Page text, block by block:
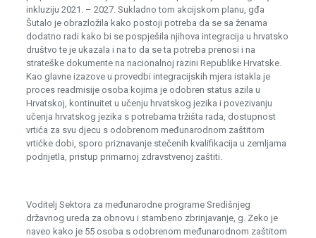
inkluziju 2021. – 2027. Sukladno tom akcijskom planu, gđa
Šutalo je obrazložila kako postoji potreba da se sa ženama
dodatno radi kako bi se pospješila njihova integracija u hrvatsko
društvo te je ukazala i na to da se ta potreba prenosi i na
strateške dokumente na nacionalnoj razini Republike Hrvatske.
Kao glavne izazove u provedbi integracijskih mjera istakla je
proces readmisije osoba kojima je odobren status azila u
Hrvatskoj, kontinuitet u učenju hrvatskog jezika i povezivanju
učenja hrvatskog jezika s potrebama tržišta rada, dostupnost
vrtića za svu djecu s odobrenom međunarodnom zaštitom
vrtićke dobi, sporo priznavanje stečenih kvalifikacija u zemljama
podrijetla, pristup primarnoj zdravstvenoj zaštiti.
Voditelj Sektora za međunarodne programe Središnjeg
državnog ureda za obnovu i stambeno zbrinjavanje, g. Zeko je
naveo kako je 55 osoba s odobrenom međunarodnom zaštitom